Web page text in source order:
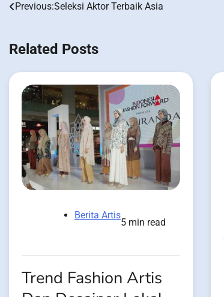
Post
Previous:Seleksi Aktor Terbaik Asia
Related Posts
Berita Artis
5 min read
Trend Fashion Artis